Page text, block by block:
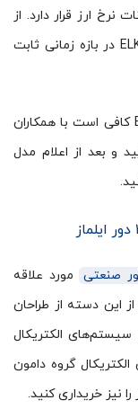
نرخ ارز قرار دارد. از
همین رو اعلام قیمت ثابت برای موتور ایلماز ELK در بازه زمانی ثابت
جهت دریافت قیمت روز الکتروموتور ایلماز ELK کافی است با همکاران
و بعد از اعلام مدل
صنعتی
مورد علاقه
این دسته از طراحان
سیستم‌های الکتریکال
گروه دامون
نیز خریداری کنید.